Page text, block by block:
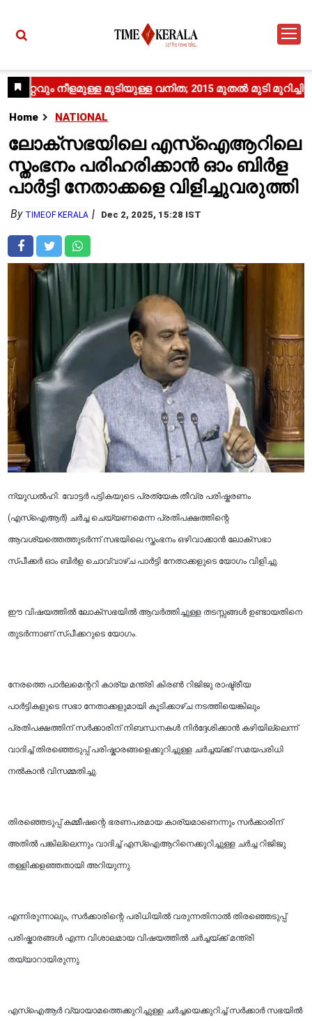
Home NATIONAL
ലോക്‌സഭയിലെ എസ്‌ഐആറിലെ
സ്തംഭനം പരിഹരിക്കാൻ ഓം ബിർള
പാർട്ടി നേതാക്കളെ വിളിച്ചുവരുത്തി
By TIMEOF KERALA Dec 2, 2025, 15:28 IST
ന്യൂഡൽഹി: വോട്ടർ പട്ടികയുടെ പ്രത്യേക തീവ്ര പരിഷ്കരണം
(എസ്‌ഐആർ) ചർച്ച ചെയ്യണമെന്ന പ്രതിപക്ഷത്തിന്റെ
ആവശ്യത്തെത്തുടർന്ന് സഭയിലെ സ്തംഭനം ഒഴിവാക്കാൻ ലോക്‌സഭാ
സ്പീക്കർ ഓം ബിർള ചൊവ്വാഴ്ച പാർട്ടി നേതാക്കളുടെ യോഗം വിളിച്ചു.
ഈ വിഷയത്തിൽ ലോക്‌സഭയിൽ ആവർത്തിച്ചുള്ള തടസ്സങ്ങൾ ഉണ്ടായതിനെ
തുടർന്നാണ് സ്പീക്കറുടെ യോഗം.
നേരത്തെ പാർലമെന്ററി കാര്യ മന്ത്രി കിരൺ റിജിജു രാഷ്ട്രീയ
പാർട്ടികളുടെ സഭാ നേതാക്കളുമായി കൂടിക്കാഴ്ച നടത്തിയെങ്കിലും
പ്രതിപക്ഷത്തിന് സർക്കാരിന് നിബന്ധനകൾ നിർദ്ദേശിക്കാൻ കഴിയില്ലെന്ന്
വാദിച്ച് തിരഞ്ഞെടുപ്പ് പരിഷ്കാരങ്ങളെക്കുറിച്ചുള്ള ചർച്ചയ്ക്ക് സമയപരിധി
നൽകാൻ വിസമ്മതിച്ചു.
തിരഞ്ഞെടുപ്പ് കമ്മീഷന്റെ ഭരണപരമായ കാര്യമാണെന്നും സർക്കാരിന്
അതിൽ പങ്കില്ലെന്നും വാദിച്ച് എസ്‌ഐആറിനെക്കുറിച്ചുള്ള ചർച്ച റിജിജു
തള്ളിക്കളഞ്ഞതായി അറിയുന്നു.
എന്നിരുന്നാലും, സർക്കാരിന്റെ പരിധിയിൽ വരുന്നതിനാൽ തിരഞ്ഞെടുപ്പ്
പരിഷ്കാരങ്ങൾ എന്ന വിശാലമായ വിഷയത്തിൽ ചർച്ചയ്ക്ക് മന്ത്രി
തയ്യാറായിരുന്നു.
എസ്‌ഐആർ വ്യായാമത്തെക്കുറിച്ചുള്ള ചർച്ചയെക്കുറിച്ച് സർക്കാർ സഭയിൽ